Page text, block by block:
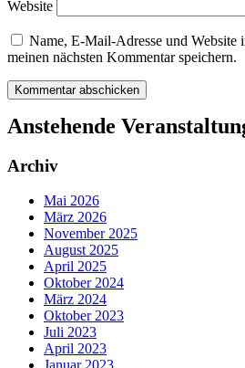
Website
Name, E-Mail-Adresse und Website
meinen nächsten Kommentar speichern.
Anstehende
Archiv
Mai 2026
März 2026
November 2025
August 2025
April 2025
Oktober 2024
März 2024
Oktober 2023
Juli 2023
April 2023